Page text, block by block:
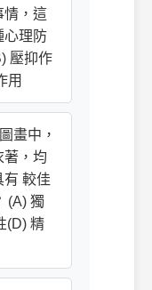
情，這
心理防
壓抑作
用
畫中，
著，均
有 較佳
(A) 獨
(D) 精